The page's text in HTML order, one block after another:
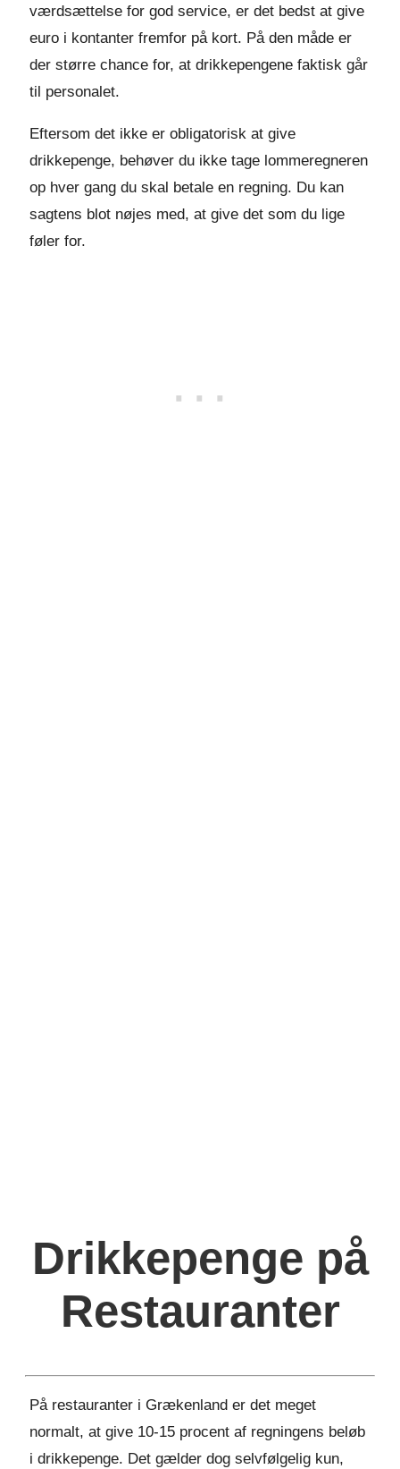
værdsættelse for god service, er det bedst at give
euro i kontanter fremfor på kort. På den måde er
der større chance for, at drikkepengene faktisk går
til personalet.
Eftersom det ikke er obligatorisk at give
drikkepenge, behøver du ikke tage lommeregneren
op hver gang du skal betale en regning. Du kan
sagtens blot nøjes med, at give det som du lige
føler for.
Drikkepenge på
Restauranter
På restauranter i Grækenland er det meget
normalt, at give 10-15 procent af regningens beløb
i drikkepenge. Det gælder dog selvfølgelig kun,